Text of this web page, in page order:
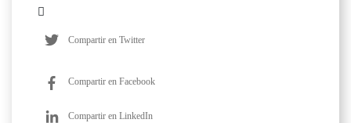
Compartir en Twitter
Compartir en Facebook
Compartir en LinkedIn